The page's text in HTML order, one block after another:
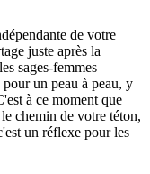
de votre
juste après la
sages-femmes
un peau à peau, y
à ce moment que
chemin de votre téton,
un réflexe pour les